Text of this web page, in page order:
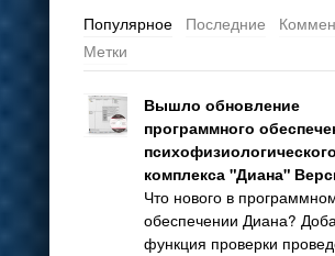
Популярное Последние
Метки
Вышло обновление
программного
психофизиологического
комплекса "Диана"
Что нового в
обеспечении Диана?
функция проверки